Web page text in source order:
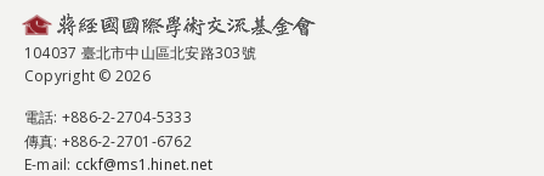
104037 臺北市中山區北安路303號
Copyright © 2026
電話: +886-2-2704-5333
傳真: +886-2-2701-6762
E-mail: cckf@ms1.hinet.net